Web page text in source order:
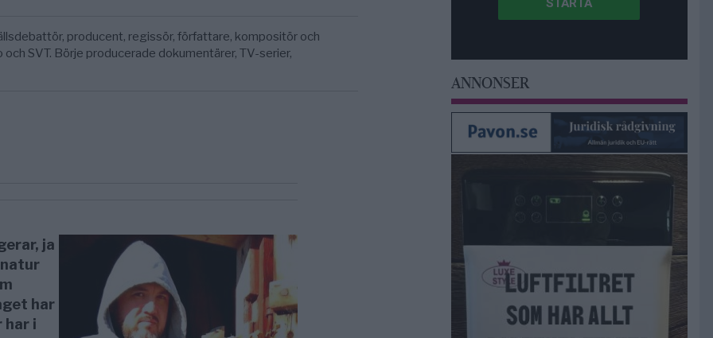
producent, regissör, författare, kompositör och
SVT. Börje producerade dokumentärer, TV-serier,
ja
har
i
ANNONSER